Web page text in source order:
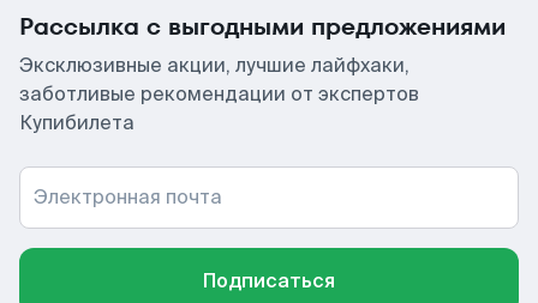
Рассылка с выгодными предложениями
Эксклюзивные акции, лучшие лайфхаки,
заботливые рекомендации от экспертов
Купибилета
Электронная почта
Подписаться